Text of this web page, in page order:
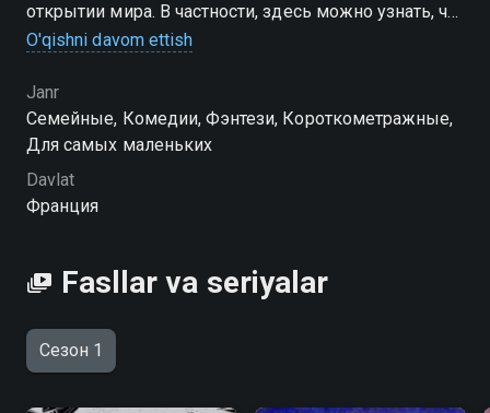
открытии мира. В частности, здесь можно узнать, что
общего есть у белого и черного медведей. К тому
только с теми людьми, которые похожи на нас, или
же всё не так однозначно в этом вопросе.
Миг повествует serialining 1-faslini hophop.tv saytida
yuqori HD sifatda mutlaqo bepul onlayn tomosha
qilishingiz mumkin
O'qishni davom ettish
Janr
Семейные, Комедии, Фэнтези, Короткометражные,
Для самых маленьких
Davlat
Франция
Fasllar va seriyalar
Сезон 1